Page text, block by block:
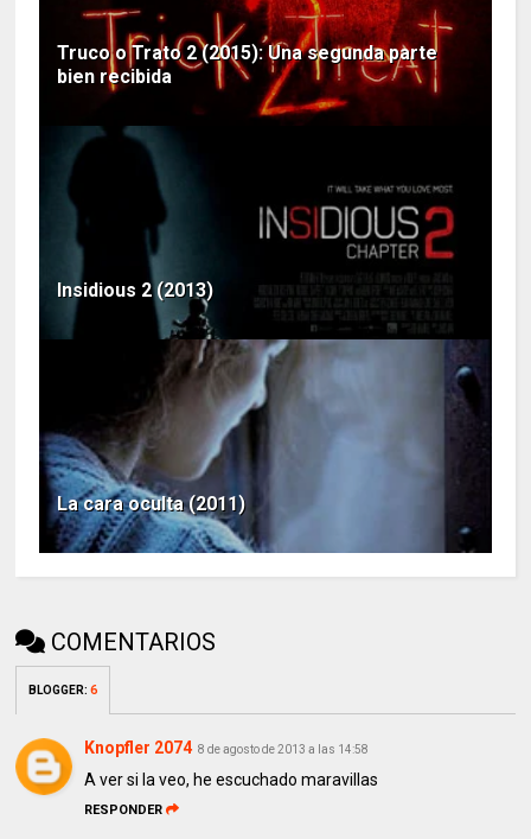
Truco o Trato 2 (2015): Una segunda parte
bien recibida
Insidious 2 (2013)
La cara oculta (2011)
COMENTARIOS
BLOGGER:6
Knopfler 2074 8 de agosto de 2013 a las 14:58
A ver si la veo, he escuchado maravillas
RESPONDER